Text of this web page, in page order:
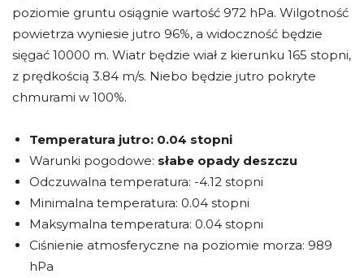
poziomie gruntu osiągnie wartość 972 hPa. Wilgotność
powietrza wyniesie jutro 96%, a widoczność będzie
sięgać 10000 m. Wiatr będzie wiał z kierunku 165 stopni,
z prędkością 3.84 m/s. Niebo będzie jutro pokryte
chmurami w 100%.
Temperatura jutro: 0.04 stopni
Warunki pogodowe: słabe opady deszczu
Odczuwalna temperatura: -4.12 stopni
Minimalna temperatura: 0.04 stopni
Maksymalna temperatura: 0.04 stopni
Ciśnienie atmosferyczne na poziomie morza: 989
hPa